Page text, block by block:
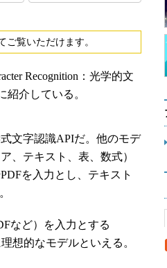
ブログ
ご覧いただけます。
Recognition：光学的文
紹介している。
文字認識APIだ。他のモデ
、テキスト、表、数式）
を入力とし、テキスト
など）を入力とする
想的なモデルといえる。